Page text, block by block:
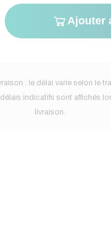
Ajouter
: le délai varie selon le
délais indicatifs sont affichés
livraison.